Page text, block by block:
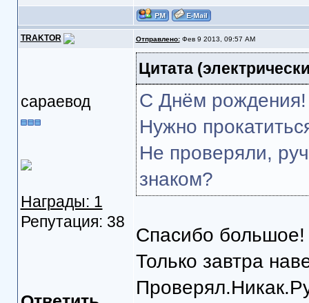
TRAKTOR Отправлено:Фев 9 2013, 09:57 AM
сараевод
Награды: 1
Репутация: 38
Цитата
С Днём рождения!
Нужно
Не проверяли,
знаком?
Спасибо большое!
Только завтра